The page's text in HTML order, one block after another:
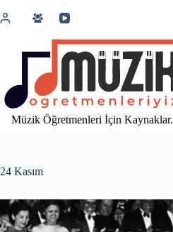
atla
Müzik Öğretmenleri İçin Kaynaklar.
24 Kasım